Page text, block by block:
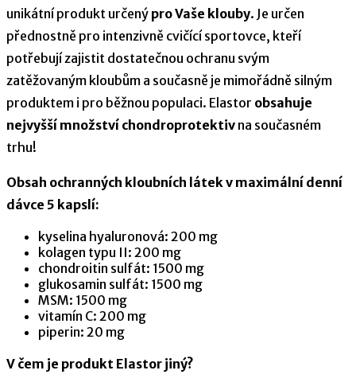
unikátní produkt určený pro Vaše klouby. Je určen
přednostně pro intenzivně cvičící sportovce, kteří
potřebují zajistit dostatečnou ochranu svým
zatěžovaným kloubům a současně je mimořádně silným
produktem i pro běžnou populaci. Elastor obsahuje
nejvyšší množství chondroprotektiv na současném
trhu!
Obsah ochranných kloubních látek v maximální denní
dávce 5 kapslí:
kyselina hyaluronová: 200 mg
kolagen typu II: 200 mg
chondroitin sulfát: 1500 mg
glukosamin sulfát: 1500 mg
MSM: 1500 mg
vitamín C: 200 mg
piperin: 20 mg
V čem je produkt Elastor jiný?